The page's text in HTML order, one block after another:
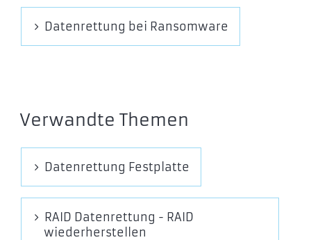
Datenrettung bei Ransomware
Verwandte Themen
Datenrettung Festplatte
RAID Datenrettung - RAID
wiederherstellen